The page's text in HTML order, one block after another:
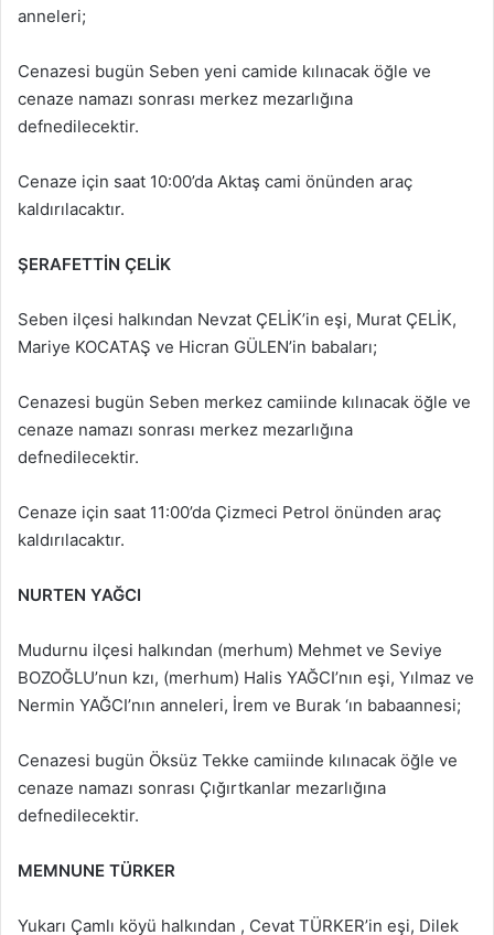
anneleri;
Cenazesi bugün Seben yeni camide kılınacak öğle ve
cenaze namazı sonrası merkez mezarlığına
defnedilecektir.
Cenaze için saat 10:00’da Aktaş cami önünden araç
kaldırılacaktır.
ŞERAFETTİN ÇELİK
Seben ilçesi halkından Nevzat ÇELİK’in eşi, Murat ÇELİK,
Mariye KOCATAŞ ve Hicran GÜLEN’in babaları;
Cenazesi bugün Seben merkez camiinde kılınacak öğle ve
cenaze namazı sonrası merkez mezarlığına
defnedilecektir.
Cenaze için saat 11:00’da Çizmeci Petrol önünden araç
kaldırılacaktır.
NURTEN YAĞCI
Mudurnu ilçesi halkından (merhum) Mehmet ve Seviye
BOZOĞLU’nun kzı, (merhum) Halis YAĞCI’nın eşi, Yılmaz ve
Nermin YAĞCI’nın anneleri, İrem ve Burak ‘ın babaannesi;
Cenazesi bugün Öksüz Tekke camiinde kılınacak öğle ve
cenaze namazı sonrası Çığırtkanlar mezarlığına
defnedilecektir.
MEMNUNE TÜRKER
Yukarı Çamlı köyü halkından , Cevat TÜRKER’in eşi, Dilek